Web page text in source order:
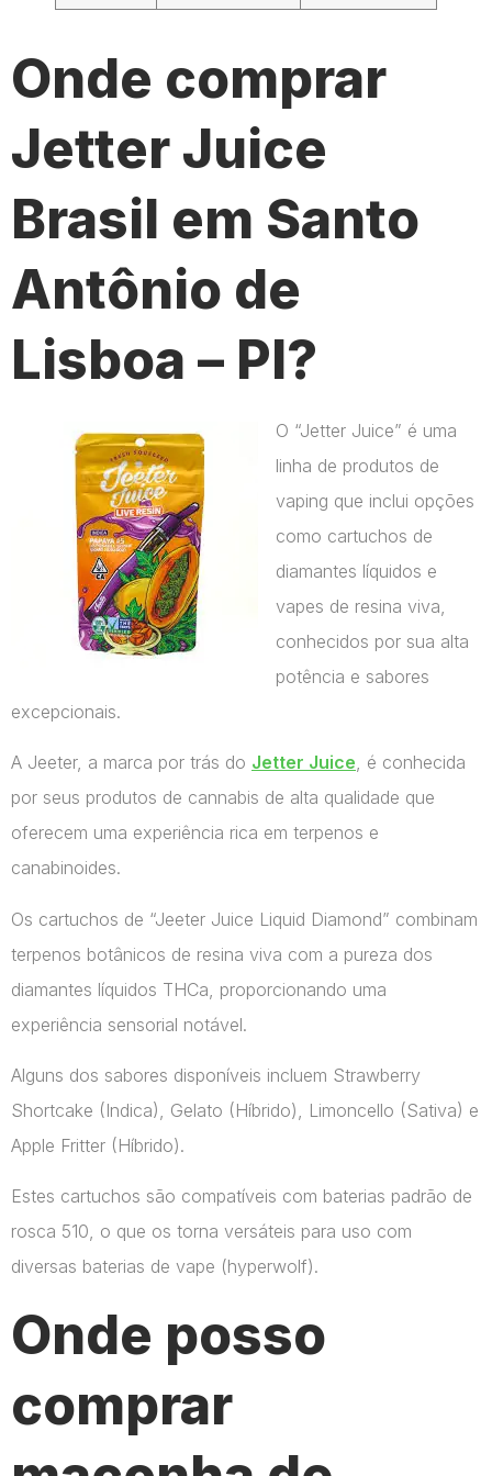
Onde comprar
Jetter Juice
Brasil em Santo
Antônio de
Lisboa – PI?
O “Jetter Juice” é uma
linha de produtos de
vaping que inclui opções
como cartuchos de
diamantes líquidos e
vapes de resina viva,
conhecidos por sua alta
potência e sabores
excepcionais.
A Jeeter, a marca por trás do Jetter Juice, é conhecida
por seus produtos de cannabis de alta qualidade que
oferecem uma experiência rica em terpenos e
canabinoides.
Os cartuchos de “Jeeter Juice Liquid Diamond” combinam
terpenos botânicos de resina viva com a pureza dos
diamantes líquidos THCa, proporcionando uma
experiência sensorial notável.
Alguns dos sabores disponíveis incluem Strawberry
Shortcake (Indica), Gelato (Híbrido), Limoncello (Sativa) e
Apple Fritter (Híbrido).
Estes cartuchos são compatíveis com baterias padrão de
rosca 510, o que os torna versáteis para uso com
diversas baterias de vape​ (hyperwolf)​.
Onde posso
comprar